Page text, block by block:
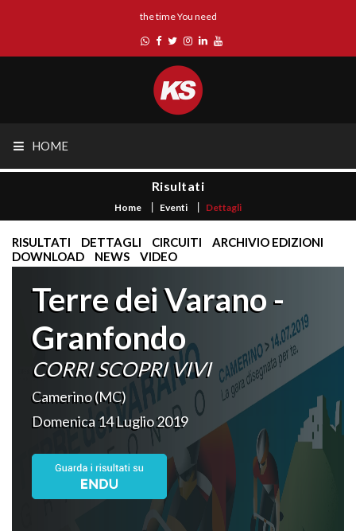
the time You need
HOME
Risultati
Home Eventi Dettagli
RISULTATI DETTAGLI CIRCUITI
ARCHIVIO EDIZIONI
DOWNLOAD
NEWS VIDEO
Terre dei Varano -
Granfondo
CORRI SCOPRI VIVI
Camerino (MC)
Domenica 14 Luglio 2019